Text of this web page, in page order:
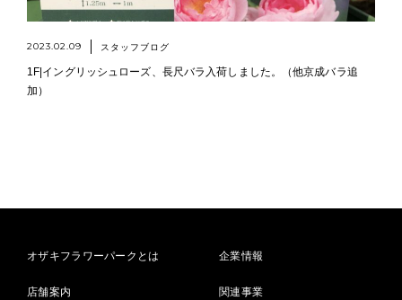
2023.02.09 スタッフブログ
1F|イングリッシュローズ、長尺バラ入荷しました。（他京成バラ追
加）
オザキフラワーパークとは
店舗案内
企業情報
関連事業